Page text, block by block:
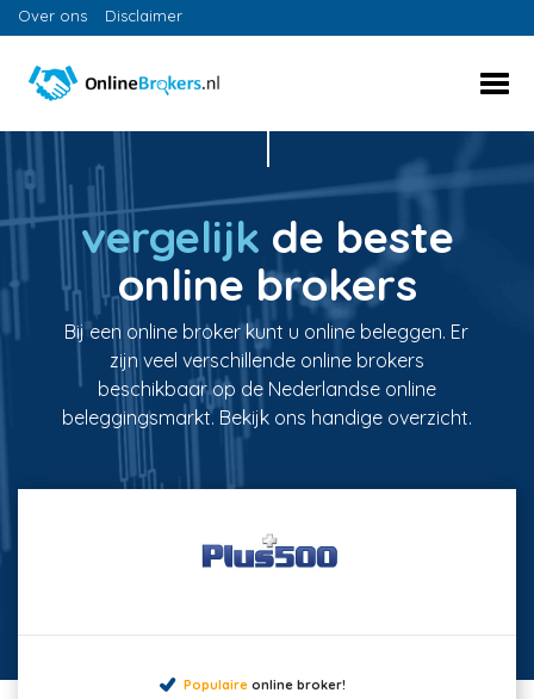
Over ons Disclaimer
vergelijk de beste
online brokers
Bij een online broker kunt u online beleggen. Er
zijn veel verschillende online brokers
beschikbaar op de Nederlandse online
beleggingsmarkt. Bekijk ons handige overzicht.
Populaireonline broker!